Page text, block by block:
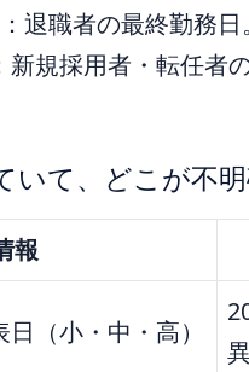
：退職者の最終勤務日
新規採用者・転任者
いて、どこが不
報
（小・中・高）